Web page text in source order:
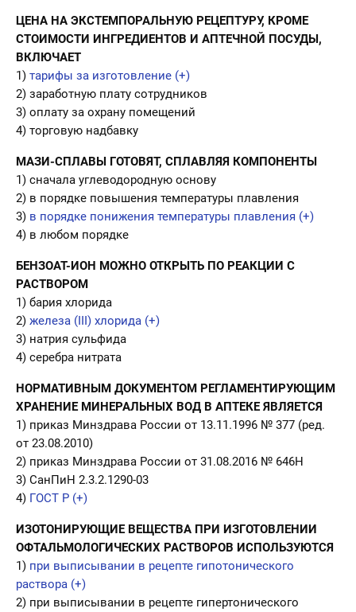
ЦЕНА НА ЭКСТЕМПОРАЛЬНУЮ РЕЦЕПТУРУ, КРОМЕ
СТОИМОСТИ ИНГРЕДИЕНТОВ И АПТЕЧНОЙ ПОСУДЫ,
ВКЛЮЧАЕТ
1) тарифы за изготовление (+)
2) заработную плату сотрудников
3) оплату за охрану помещений
4) торговую надбавку
МАЗИ-СПЛАВЫ ГОТОВЯТ, СПЛАВЛЯЯ КОМПОНЕНТЫ
1) сначала углеводородную основу
2) в порядке повышения температуры плавления
3) в порядке понижения температуры плавления (+)
4) в любом порядке
БЕНЗОАТ-ИОН МОЖНО ОТКРЫТЬ ПО РЕАКЦИИ С
РАСТВОРОМ
1) бария хлорида
2) железа (III) хлорида (+)
3) натрия сульфида
4) серебра нитрата
НОРМАТИВНЫМ ДОКУМЕНТОМ РЕГЛАМЕНТИРУЮЩИМ
ХРАНЕНИЕ МИНЕРАЛЬНЫХ ВОД В АПТЕКЕ ЯВЛЯЕТСЯ
1) приказ Минздрава России от 13.11.1996 № 377 (ред.
от 23.08.2010)
2) приказ Минздрава России от 31.08.2016 № 646Н
3) СанПиН 2.3.2.1290-03
4) ГОСТ Р (+)
ИЗОТОНИРУЮЩИЕ ВЕЩЕСТВА ПРИ ИЗГОТОВЛЕНИИ
ОФТАЛЬМОЛОГИЧЕСКИХ РАСТВОРОВ ИСПОЛЬЗУЮТСЯ
1) при выписывании в рецепте гипотонического
раствора (+)
2) при выписывании в рецепте гипертонического